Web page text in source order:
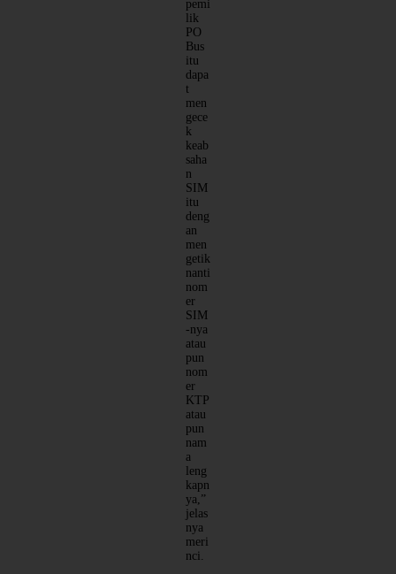
pemi
lik
PO
Bus
itu
dapa
t
men
gece
k
keab
saha
n
SIM
itu
deng
an
men
getik
nanti
nom
er
SIM
-nya
atau
pun
nom
er
KTP
atau
pun
nam
a
leng
kapn
ya,”
jelas
nya
meri
nci.